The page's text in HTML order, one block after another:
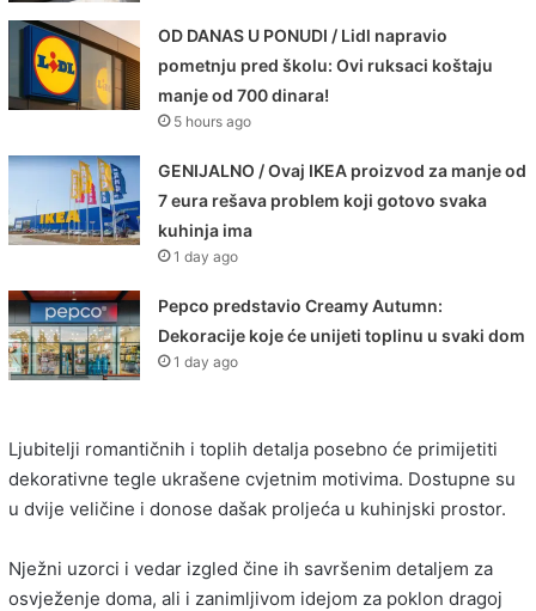
OD DANAS U PONUDI / Lidl napravio
pometnju pred školu: Ovi ruksaci koštaju
manje od 700 dinara!
5 hours ago
GENIJALNO / Ovaj IKEA proizvod za manje od
7 eura rešava problem koji gotovo svaka
kuhinja ima
1 day ago
Pepco predstavio Creamy Autumn:
Dekoracije koje će unijeti toplinu u svaki dom
1 day ago
Ljubitelji romantičnih i toplih detalja posebno će primijetiti
dekorativne tegle ukrašene cvjetnim motivima. Dostupne su
u dvije veličine i donose dašak proljeća u kuhinjski prostor.
Nježni uzorci i vedar izgled čine ih savršenim detaljem za
osvježenje doma, ali i zanimljivom idejom za poklon dragoj